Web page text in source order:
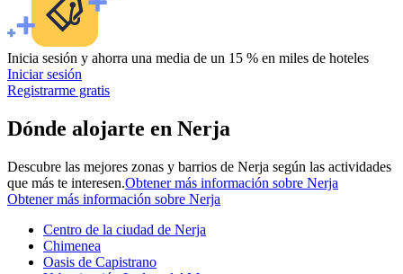
Inicia sesión y ahorra una media de un 15 % en miles de hoteles
Iniciar sesión
Registrarme gratis
Dónde alojarte en Nerja
Descubre las mejores zonas y barrios de Nerja según las actividades
que más te interesen.Obtener más información sobre Nerja
Obtener más información sobre Nerja
Centro de la ciudad de Nerja
Chimenea
Oasis de Capistrano